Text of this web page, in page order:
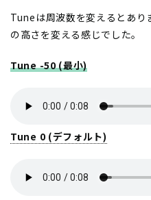
Tuneは周波数を変えるとあ
の高さを変える感じでした。
Tune -50 (最小)
Tune 0 (デフォルト)